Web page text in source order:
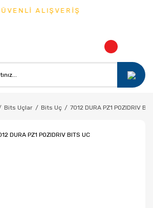
ALIŞVERİŞ
Bits Uçlar Bits Uç 7012 DURA PZ1 POZIDRIV